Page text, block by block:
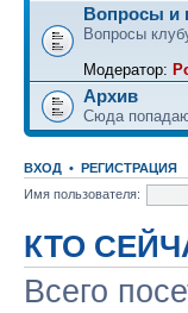
Вопросы и
Вопросы
Модератор:
Архив
Сюда
ВХОД • РЕГИСТРАЦИЯ
Имя пользователя:
КТО
Всего